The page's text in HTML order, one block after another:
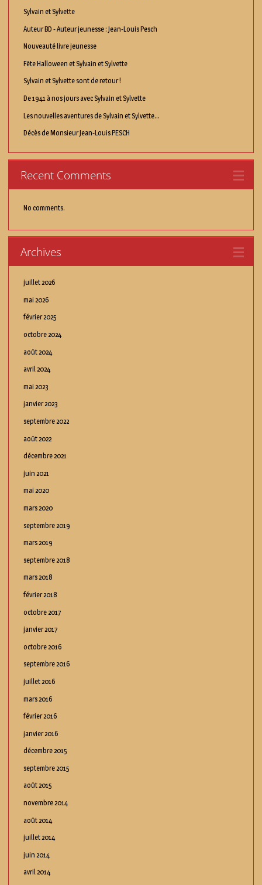
Sylvain et Sylvette
Auteur BD - Auteur jeunesse : Jean-Louis Pesch
Nouveauté livre jeunesse
Fête Halloween et Sylvain et Sylvette
Sylvain et Sylvette sont de retour !
De 1941 à nos jours avec Sylvain et Sylvette
Les nouvelles aventures de Sylvain et Sylvette...
Décès de Monsieur Jean-Louis PESCH
Recent Comments
No comments.
Archives
juillet 2026
mai 2026
février 2025
octobre 2024
août 2024
avril 2024
mai 2023
janvier 2023
septembre 2022
août 2022
décembre 2021
juin 2021
mai 2020
mars 2020
septembre 2019
mars 2019
septembre 2018
mars 2018
février 2018
octobre 2017
janvier 2017
octobre 2016
septembre 2016
juillet 2016
mars 2016
février 2016
janvier 2016
décembre 2015
septembre 2015
août 2015
novembre 2014
août 2014
juillet 2014
juin 2014
avril 2014